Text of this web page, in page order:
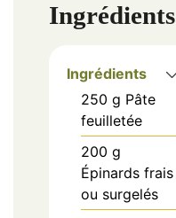
Ingrédients
Ingrédients
250 g Pâte
feuilletée
200 g
Épinards frais
ou surgelés